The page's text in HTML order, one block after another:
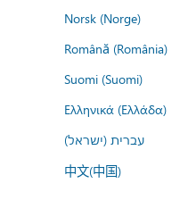
Norsk (Norge)
Română (România)
Suomi (Suomi)
Ελληνικά (Ελλάδα)
עברית (ישראל)
中文(中国)